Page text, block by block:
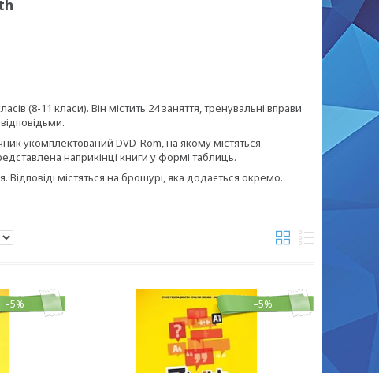
(8-11 класи). Він містить 24 заняття, тренувальні вправи
укомплектований DVD-Rom, на якому містяться
наприкінці книги у формі таблиць.
містяться на брошурі, яка додається окремо.
–5% –5%